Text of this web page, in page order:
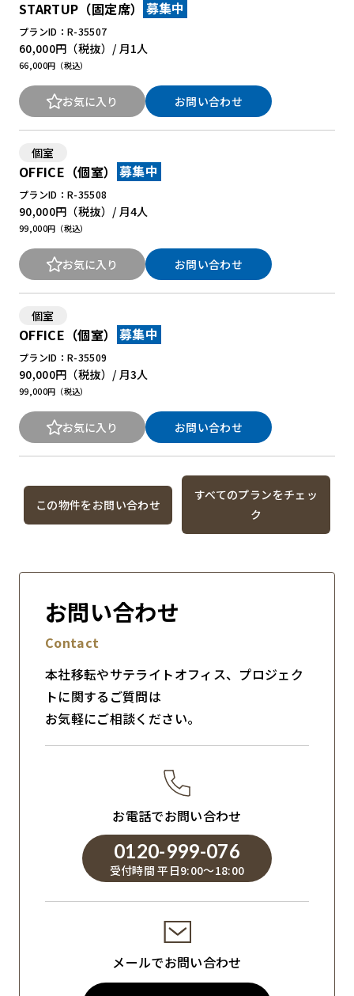
STARTUP（固定席） 募集中
プランID：R-35507
60,000円 （税抜）/ 月
66,000円（税込）
1人
お気に入り お問い合わせ
個室
OFFICE（個室） 募集中
プランID：R-35508
90,000円 （税抜）/ 月
99,000円（税込）
4人
お気に入り お問い合わせ
個室
OFFICE（個室） 募集中
プランID：R-35509
90,000円 （税抜）/ 月
99,000円（税込）
3人
お気に入り お問い合わせ
この物件をお問い合わせ
すべてのプランをチェッ
ク
お問い合わせ
Contact
本社移転やサテライトオフィス、プロジェク
トに関するご質問は
お気軽にご相談ください。
お電話でお問い合わせ
0120-999-076
受付時間 平日9:00～18:00
メールでお問い合わせ